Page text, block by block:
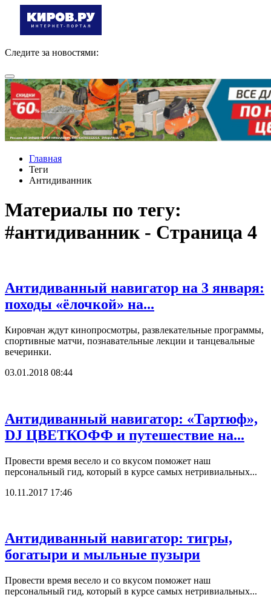
Следите за новостями:
Главная
Теги
Антидиванник
Материалы по тегу:
#антидиванник - Страница 4
Антидиванный навигатор на 3 января:
походы «ёлочкой» на...
Кировчан ждут кинопросмотры, развлекательные программы,
спортивные матчи, познавательные лекции и танцевальные
вечеринки.
03.01.2018 08:44
Антидиванный навигатор: «Тартюф»,
DJ ЦВЕТКОФФ и путешествие на...
Провести время весело и со вкусом поможет наш
персональный гид, который в курсе самых нетривиальных...
10.11.2017 17:46
Антидиванный навигатор: тигры,
богатыри и мыльные пузыри
Провести время весело и со вкусом поможет наш
персональный гид, который в курсе самых нетривиальных...